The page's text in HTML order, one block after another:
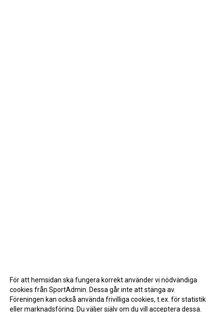
För att hemsidan ska fungera korrekt använder vi nödvändiga
cookies från SportAdmin. Dessa går inte att stänga av.
Föreningen kan också använda frivilliga cookies, t.ex. för statistik
eller marknadsföring. Du väljer själv om du vill acceptera dessa.